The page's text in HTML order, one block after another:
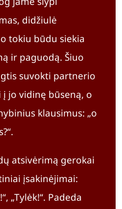
didžiulė
tokiu būdu siekia
ir paguodą. Šiuo
suvokti partnerio
jo vidinę būseną, o
klausimus: „o
atsivėrimą gerokai
įsakinėjimai:
„Tylėk!“. Padeda